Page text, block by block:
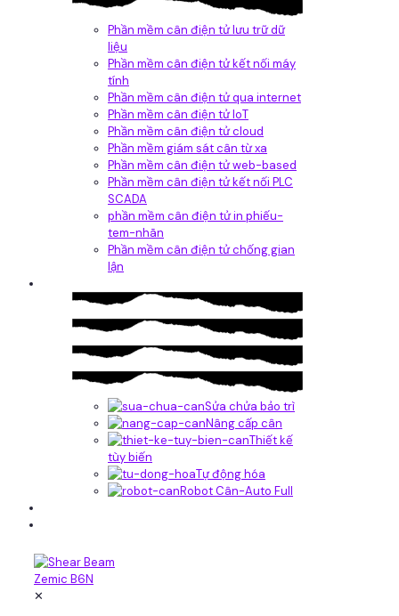
Phần mềm cân điện tử lưu trữ dữ
liệu
Phần mềm cân điện tử kết nối máy
tính
Phần mềm cân điện tử qua internet
Phần mềm cân điện tử IoT
Phần mềm cân điện tử cloud
Phần mềm giám sát cân từ xa
Phần mềm cân điện tử web-based
Phần mềm cân điện tử kết nối PLC
SCADA
phần mềm cân điện tử in phiếu-
tem-nhãn
Phần mềm cân điện tử chống gian
lận
Sửa chửa bảo trì
Nâng cấp cân
Thiết kế
tùy biến
Tự động hóa
Robot Cân-Auto Full
✕